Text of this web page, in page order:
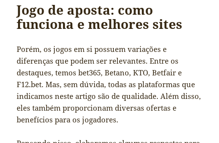
Jogo de aposta: como
funciona e melhores sites
Porém, os jogos em si possuem variações e
diferenças que podem ser relevantes. Entre os
destaques, temos bet365, Betano, KTO, Betfair e
F12.bet. Mas, sem dúvida, todas as plataformas que
indicamos neste artigo são de qualidade. Além disso,
eles também proporcionam diversas ofertas e
benefícios para os jogadores.